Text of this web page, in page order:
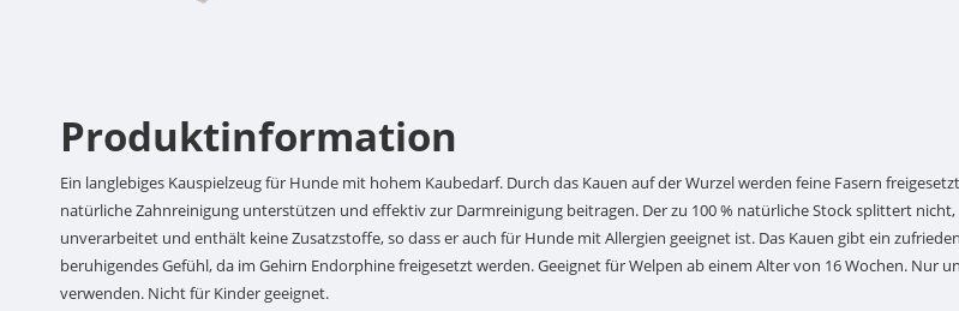
Produktinformation
Ein langlebiges Kauspielzeug für Hunde mit hohem Kaubedarf. Durch das Kauen auf der Wurzel werden feine Fasern
natürliche Zahnreinigung unterstützen und effektiv zur Darmreinigung beitragen. Der zu 100 % natürliche Stock splittert nicht,
unverarbeitet und enthält keine Zusatzstoffe, so dass er auch für Hunde mit Allergien geeignet ist. Das Kauen gibt ein
beruhigendes Gefühl, da im Gehirn Endorphine freigesetzt werden. Geeignet für Welpen ab einem Alter von 16 Wochen. Nur
verwenden. Nicht für Kinder geeignet.